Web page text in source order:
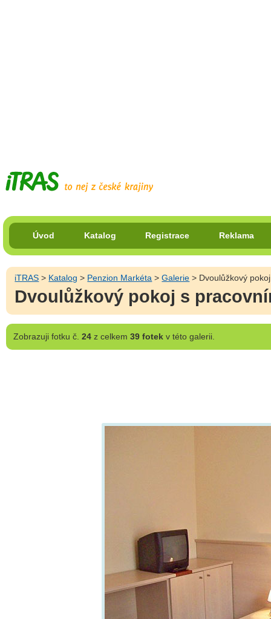
Úvod Katalog Registrace Reklama
iTRAS > Katalog > Penzion Markéta >Galerie > Dvoulůžkový
Dvoulůžkový pokoj s
Zobrazujifotku č. 24z celkem 39 fotekv této galerii.